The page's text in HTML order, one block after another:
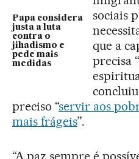
Papa considera
justa a luta
contra o
jihadismo e
pede mais
medidas
sociais
que a
precisa
preciso “servir aos
mais frágeis”.
“A paz sempre é